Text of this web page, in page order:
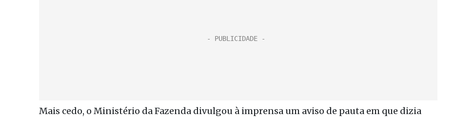
Mais cedo, o Ministério da Fazenda divulgou à imprensa um aviso de pauta em que dizia